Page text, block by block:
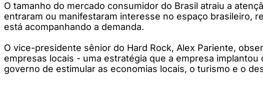
O tamanho do mercado consumidor do Brasil atraiu a
entraram ou manifestaram interesse no espaço brasileiro,
está acompanhando a demanda.
O vice-presidente sênior do Hard Rock, Alex Pariente,
empresas locais - uma estratégia que a empresa
governo de estimular as economias locais, o turismo e o